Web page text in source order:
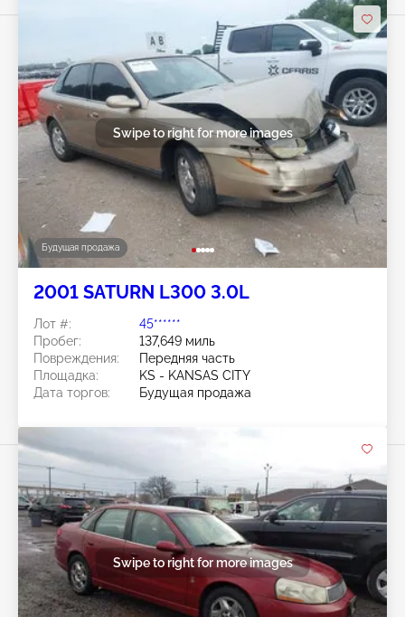
Будущая продажа
Swipe to right for more images
2001 SATURN L300 3.0L
Лот #:
45******
Пробег:
137,649 миль
Повреждения:
Передняя часть
Площадка:
KS - KANSAS CITY
Дата торгов:
Будущая продажа
Swipe to right for more images